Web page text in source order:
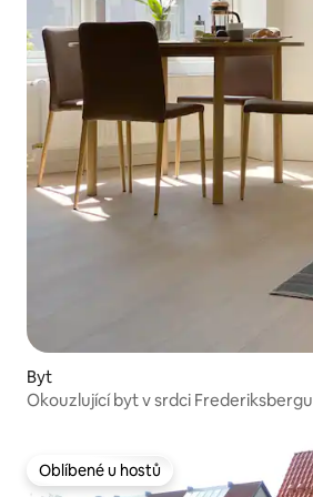
Byt
Okouzlující byt v srdci Frederiksbergu
Oblíbené u hostů
Oblíbené u hostů